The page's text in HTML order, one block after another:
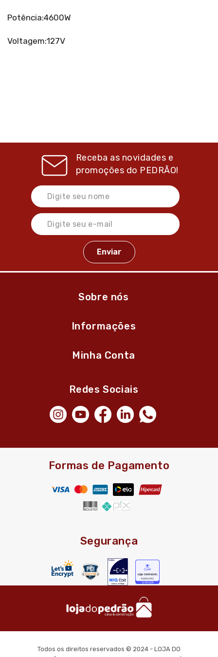
Potência:4600W
Voltagem:127V
Receba as novidades e
promoções do PEDRÃO!
Sobre nós
Informações
Minha Conta
Redes Sociais
Formas de Pagamento
Segurança
Todos os direitos reservados © 2024 - LOJA DO